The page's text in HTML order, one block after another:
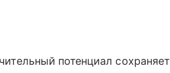
потенциал сохраняет